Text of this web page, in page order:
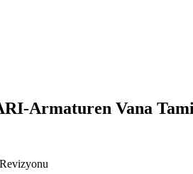
Armaturen Vana